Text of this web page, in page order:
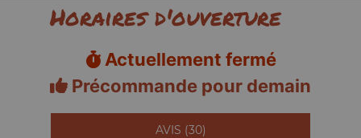
Horaires d'ouverture
Actuellement fermé
Précommande pour demain
AVIS (30)